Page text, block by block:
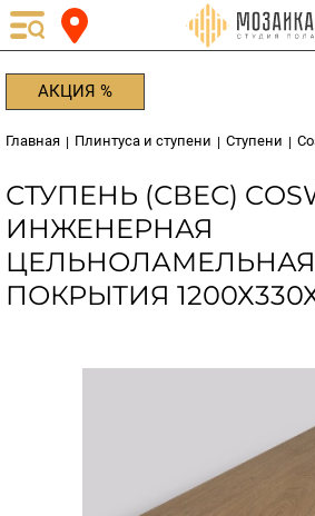
АКЦИЯ %
Главная | Плинтуса и ступени | Ступени |
СТУПЕНЬ (СВЕС)
ИНЖЕНЕРНАЯ
ЦЕЛЬНОЛАМЕЛЬНАЯ
ПОКРЫТИЯ